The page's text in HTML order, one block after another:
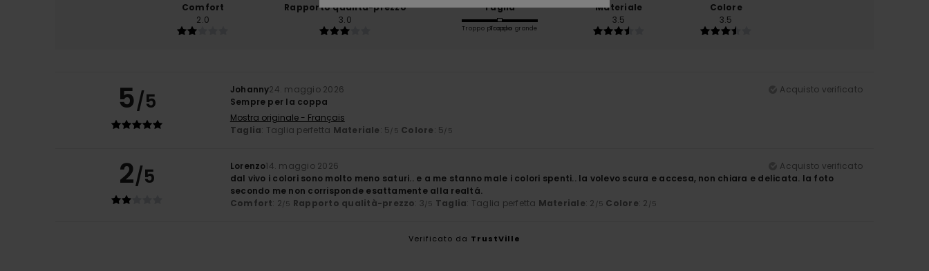
Comfort
2.0
Rapporto qualità-prezzo
3.0
Taglia
Troppo piccoloTroppo grande
Materiale
3.5
Colore
3.5
5/5 Johanny24. maggio 2026
Acquisto verificato
Sempre per la coppa
Mostra originale - Français
Taglia: Taglia perfetta Materiale: 5/5 Colore: 5/5
2/5 Lorenzo14. maggio 2026
Acquisto verificato
dal vivo i colori sono molto meno saturi.. e a me stanno male i colori spenti.. la volevo scura e accesa, non chiara e delicata. la foto
secondo me non corrisponde esattamente alla realtá.
Comfort: 2/5 Rapporto qualità-prezzo: 3/5 Taglia: Taglia perfetta Materiale: 2 /5 Colore: 2 /5
Verificato da TrustVille